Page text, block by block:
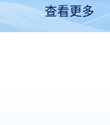
查看更多